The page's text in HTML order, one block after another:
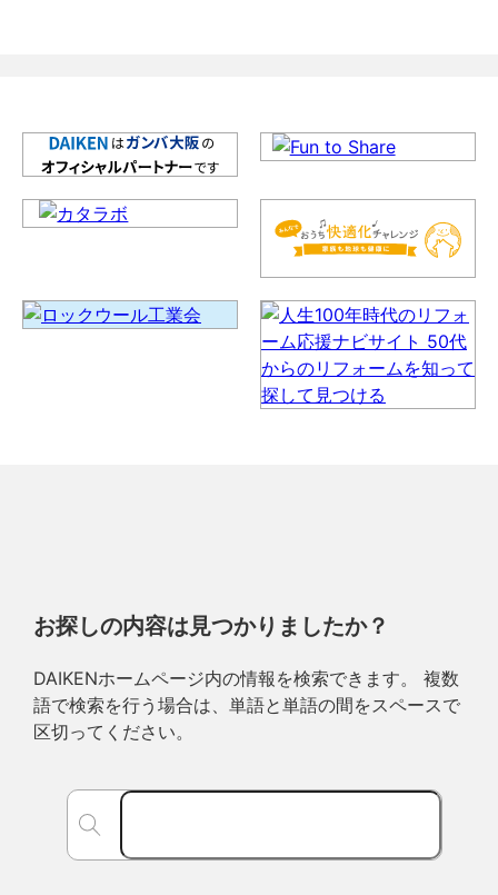
お探しの内容は見つかりましたか？
DAIKENホームページ内の情報を検索できます。 複数
語で検索を行う場合は、単語と単語の間をスペースで
区切ってください。